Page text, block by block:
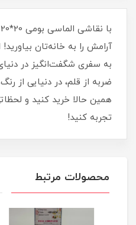
آرامش را به خانه‌تان
به سفری شگفت‌انگیز در
ضربه از قلم، در دنیایی از
همین حالا خرید کنید و
تجربه کنید!
محصولات مرتبط